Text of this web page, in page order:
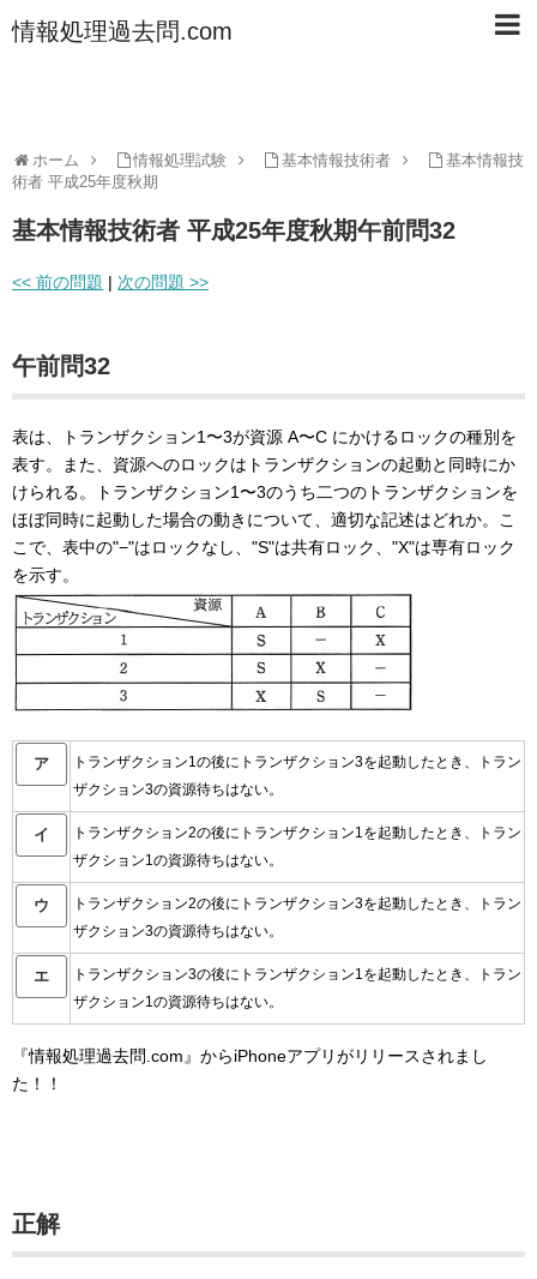
情報処理過去問.com
ホーム 情報処理試験 基本情報技術者
基本情報技
術者 平成25年度秋期
基本情報技術者 平成25年度秋期午前問32
<< 前の問題 | 次の問題 >>
午前問32
表は、トランザクション1〜3が資源 A〜C にかけるロックの種別を
表す。また、資源へのロックはトランザクションの起動と同時にか
けられる。トランザクション1〜3のうち二つのトランザクションを
ほぼ同時に起動した場合の動きについて、適切な記述はどれか。こ
こで、表中の"−"はロックなし、"S"は共有ロック、"X"は専有ロック
を示す。
ア
トランザクション1の後にトランザクション3を起動したとき、トラン
ザクション3の資源待ちはない。
イ
トランザクション2の後にトランザクション1を起動したとき、トラン
ザクション1の資源待ちはない。
ウ
トランザクション2の後にトランザクション3を起動したとき、トラン
ザクション3の資源待ちはない。
エ
トランザクション3の後にトランザクション1を起動したとき、トラン
ザクション1の資源待ちはない。
『情報処理過去問.com』からiPhoneアプリがリリースされまし
た！！
正解